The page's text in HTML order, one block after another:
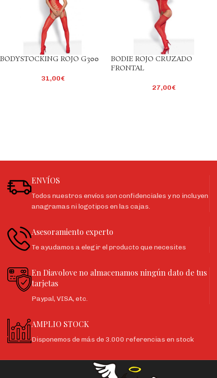
BODYSTOCKING ROJO G300
31,00€
BODIE ROJO CRUZADO
FRONTAL
27,00€
ENVÍOS
Todos nuestros envíos son confidenciales y no incluyen
anagramas ni logotipos en las cajas.
Asesoramiento experto
Te ayudamos a elegir el producto que necesites
En Diavolove no almacenamos ningún dato de tus
tarjetas
Paypal, VISA, etc.
AMPLIO STOCK
Disponemos de más de 3.000 referencias en stock